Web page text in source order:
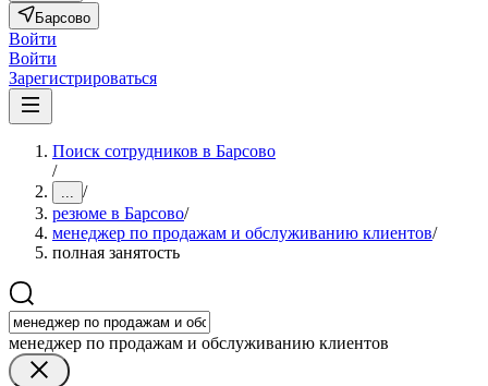
Барсово
Войти
Войти
Зарегистрироваться
Поиск сотрудников в Барсово
/
... /
резюме в Барсово/
менеджер по продажам и обслуживанию клиентов/
полная занятость
менеджер по продажам и обслуживанию клиентов